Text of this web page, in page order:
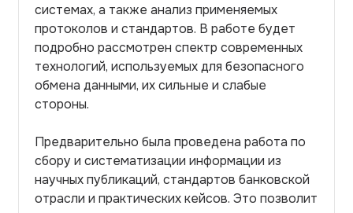
системах, а также анализ применяемых
протоколов и стандартов. В работе будет
подробно рассмотрен спектр современных
технологий, используемых для безопасного
обмена данными, их сильные и слабые
стороны.
Предварительно была проведена работа по
сбору и систематизации информации из
научных публикаций, стандартов банковской
отрасли и практических кейсов. Это позволит